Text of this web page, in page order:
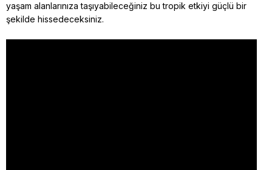
yaşam alanlarınıza taşıyabileceğiniz bu tropik etkiyi güçlü bir
şekilde hissedeceksiniz.